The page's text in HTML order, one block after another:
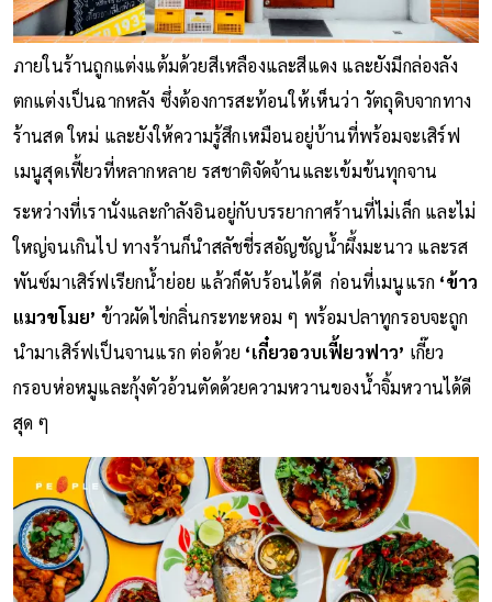
ภายในร้านถูกแต่งแต้มด้วยสีเหลืองและสีแดง และยังมีกล่องลัง
ตกแต่งเป็นฉากหลัง ซึ่งต้องการสะท้อนให้เห็นว่า วัตถุดิบจากทาง
ร้านสด ใหม่ และยังให้ความรู้สึกเหมือนอยู่บ้านที่พร้อมจะเสิร์ฟ
เมนูสุดเฟี้ยวที่หลากหลาย รสชาติจัดจ้านและเข้มข้นทุกจาน
ระหว่างที่เรานั่งและกำลังอินอยู่กับบรรยากาศร้านที่ไม่เล็ก และไม่
ใหญ่จนเกินไป ทางร้านก็นำสลัชชี่รสอัญชัญน้ำผึ้งมะนาว และรส
พันซ์มาเสิร์ฟเรียกน้ำย่อย แล้วก็ดับร้อนได้ดี ก่อนที่เมนูแรก ‘ข้าว
แมวขโมย’ ข้าวผัดไข่กลิ่นกระทะหอม ๆ พร้อมปลาทูกรอบจะถูก
นำมาเสิร์ฟเป็นจานแรก ต่อด้วย ‘เกี๋ยวอวบเฟี้ยวฟาว’ เกี๊ยว
กรอบห่อหมูและกุ้งตัวอ้วนตัดด้วยความหวานของน้ำจิ้มหวานได้ดี
สุด ๆ